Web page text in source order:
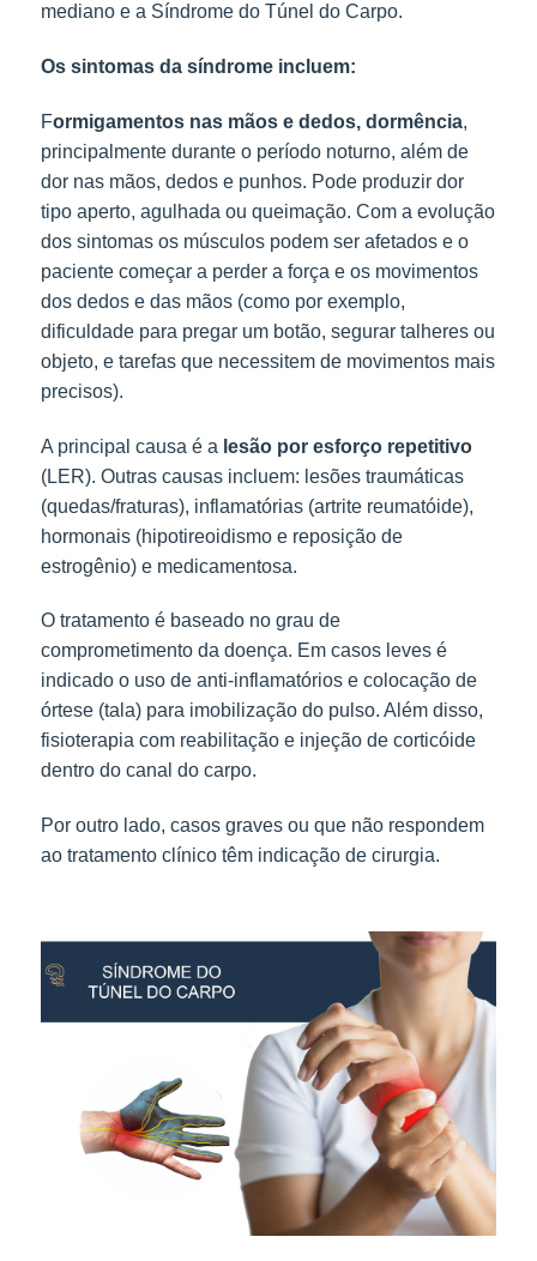
mediano e a Síndrome do Túnel do Carpo.
Os sintomas da síndrome incluem:
Formigamentos nas mãos e dedos, dormência,
principalmente durante o período noturno, além de
dor nas mãos, dedos e punhos. Pode produzir dor
tipo aperto, agulhada ou queimação. Com a evolução
dos sintomas os músculos podem ser afetados e o
paciente começar a perder a força e os movimentos
dos dedos e das mãos (como por exemplo,
dificuldade para pregar um botão, segurar talheres ou
objeto, e tarefas que necessitem de movimentos mais
precisos).
A principal causa é a lesão por esforço repetitivo
(LER). Outras causas incluem: lesões traumáticas
(quedas/fraturas), inflamatórias (artrite reumatóide),
hormonais (hipotireoidismo e reposição de
estrogênio) e medicamentosa.
O tratamento é baseado no grau de
comprometimento da doença. Em casos leves é
indicado o uso de anti-inflamatórios e colocação de
órtese (tala) para imobilização do pulso. Além disso,
fisioterapia com reabilitação e injeção de corticóide
dentro do canal do carpo.
Por outro lado, casos graves ou que não respondem
ao tratamento clínico têm indicação de cirurgia.